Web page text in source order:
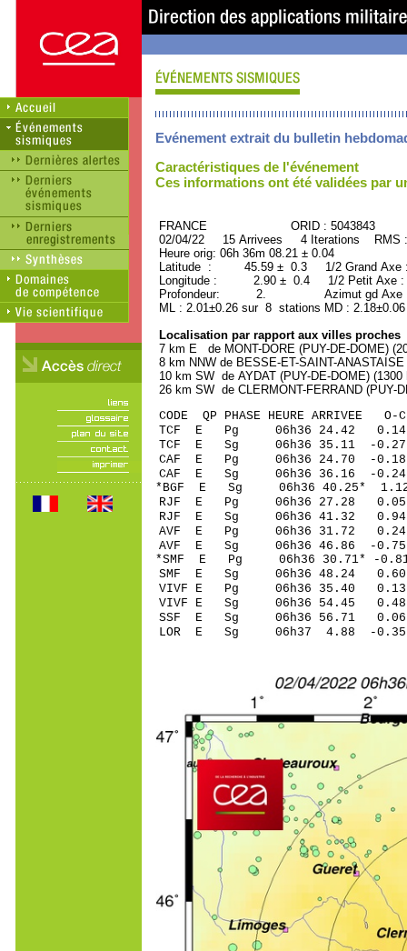
Evénement extrait du bulletin
Caractéristiques de l'événement
Ces informations ont été validées par
FRANCE ORID : 5043843
02/04/22 15 Arrivees 4 Iterations RMS
Heure orig: 06h 36m 08.21 ± 0.04
Latitude : 45.59 ± 0.3 1/2 Grand
Longitude : 2.90 ± 0.4 1/2 Petit Axe
Profondeur: 2. Azimut gd Axe :
ML : 2.01±0.26 sur 8 stations MD :
Localisation par rapport aux villes proches
7 km E de MONT-DORE (PUY-DE-DOME)
8 km NNW de BESSE-ET-SAINT-
10 km SW de AYDAT (PUY-DE-DOME) (1300
26 km SW de CLERMONT-FERRAND (PUY-
CODE QP PHASE HEURE
TCF E Pg 06h36
TCF E Sg 06h36 35.11 -
CAF E Pg 06h36
CAF E Sg 06h36 36.16 -
*BGF E Sg 06h36 40.25*
RJF E Pg 06h36
RJF E Sg 06h36 41.32
AVF E Pg 06h36
AVF E Sg 06h36 46.86 -
*SMF E Pg 06h36
SMF E Sg 06h36 48.24
VIVF E Pg 06h36
VIVF E Sg 06h36 54.45
SSF E Sg 06h36 56.71
LOR E Sg 06h37 4.88 -